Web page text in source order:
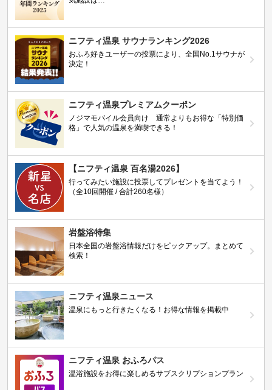
ニフティ温泉 サウナランキング2026
おふろ好きユーザーの投票により、全国No.1サウナが
決定！
ニフティ温泉プレミアムクーポン
ノジマモバイル会員向け 通常よりもお得な「特別価
格」で人気の温泉を満喫できる！
【ニフティ温泉 百名湯2026】
行ってみたい施設に投票してプレゼントを当てよう！
（全10回開催 / 合計260名様）
岩盤浴特集
日本全国の岩盤浴情報だけをピックアップ。まとめて
検索！
ニフティ温泉ニュース
温泉にもっと行きたくなる！お得な情報を掲載中
ニフティ温泉 おふろパス
温浴施設をお得に楽しめるサブスクリプションプラン